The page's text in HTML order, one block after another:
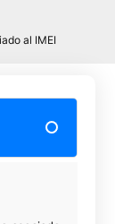
al IMEI